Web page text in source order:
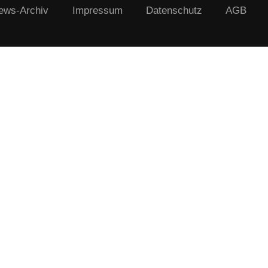
Archiv Impressum Datenschutz AGB